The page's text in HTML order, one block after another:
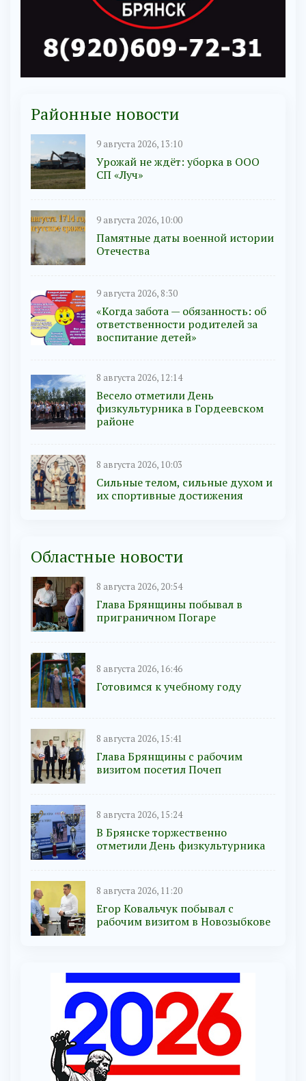
Районные новости
9 августа 2026, 13:10
Урожай не ждёт: уборка в ООО
СП «Луч»
9 августа 2026, 10:00
Памятные даты военной истории
Отечества
9 августа 2026, 8:30
«Когда забота — обязанность: об
ответственности родителей за
воспитание детей»
8 августа 2026, 12:14
Весело отметили День
физкультурника в Гордеевском
районе
8 августа 2026, 10:03
Сильные телом, сильные духом и
их спортивные достижения
Областные новости
8 августа 2026, 20:54
Глава Брянщины побывал в
приграничном Погаре
8 августа 2026, 16:46
Готовимся к учебному году
8 августа 2026, 15:41
Глава Брянщины с рабочим
визитом посетил Почеп
8 августа 2026, 15:24
В Брянске торжественно
отметили День физкультурника
8 августа 2026, 11:20
Егор Ковальчук побывал с
рабочим визитом в Новозыбкове